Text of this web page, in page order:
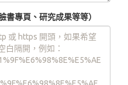
書專頁、研究成果等等）